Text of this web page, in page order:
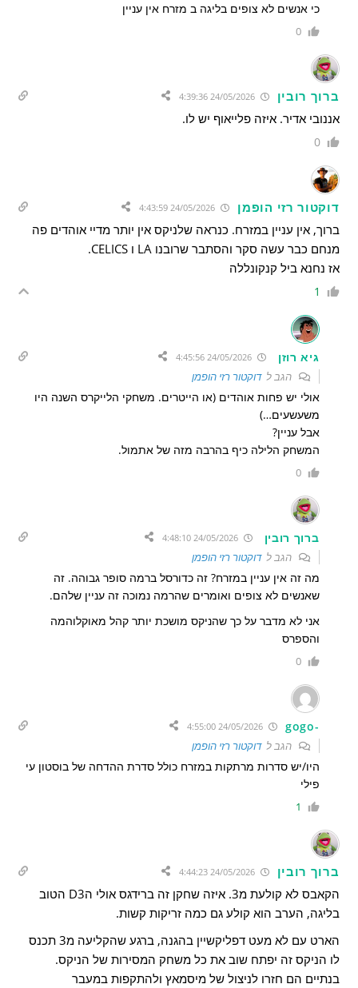
כי אנשים לא צופים בליגה ב מזרח אין עניין
0
ברוך רובין 24/05/2026 4:39:36
אננובי אדיר. איזה פלייאוף יש לו.
0
דוקטור רזי הופמן
ברוך, אין עניין במזרח. כנראה שלניקס אין יותר מדיי אוהדים פה
מנחם כבר עשה סקר והסתבר שרובנו LA ו CELICS.
אז נחנא ביל קנקונללה
1
גיא רוזן 24/05/2026 4:45:56
הגב לדוקטור רזי הופמן
אולי יש פחות אוהדים (או הייטרים. משחקי הלייקרס השנה היו
משעשעים…)
אבל עניין?
המשחק הלילה כיף בהרבה מזה של אתמול.
0
ברוך רובין 24/05/2026 4:48:10
הגב לדוקטור רזי הופמן
מה זה אין עניין במזרח? זה כדורסל ברמה סופר גבוהה. זה
שאנשים לא צופים ואומרים שהרמה נמוכה זה עניין שלהם.
אני לא מדבר על כך שהניקס מושכת יותר קהל מאוקלוהמה
והספרס
0
-gogo
הגב לדוקטור רזי הופמן
היו/יש סדרות מרתקות במזרח כולל סדרת ההדחה של בוסטון עי
פילי
1
ברוך רובין 24/05/2026 4:44:23
הקאבס לא קולעת מ3. איזה שחקן זה ברידגס אולי הD3 הטוב
בליגה, הערב הוא קולע גם כמה זריקות קשות.
הארט עם לא מעט דפליקשיין בהגנה, ברגע שהקליעה מ3 תכנס
לו הניקס זה יפתח שוב את כל משחק המסירות של הניקס.
בנתיים הם חזרו לניצול של מיסמאץ ולהתקפות במעבר